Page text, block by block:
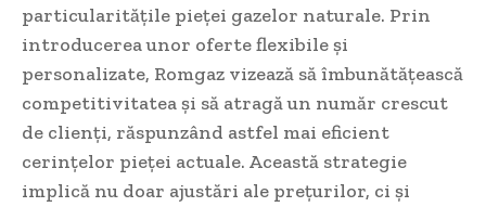
particularitățile pieței gazelor naturale. Prin
introducerea unor oferte flexibile și
personalizate, Romgaz vizează să îmbunătățească
competitivitatea și să atragă un număr crescut
de clienți, răspunzând astfel mai eficient
cerințelor pieței actuale. Această strategie
implică nu doar ajustări ale prețurilor, ci și